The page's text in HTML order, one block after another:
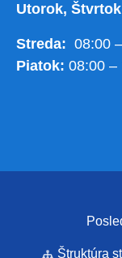
Utorok,
Streda: 08:00
Piatok: 08:00 –
Štruktúra